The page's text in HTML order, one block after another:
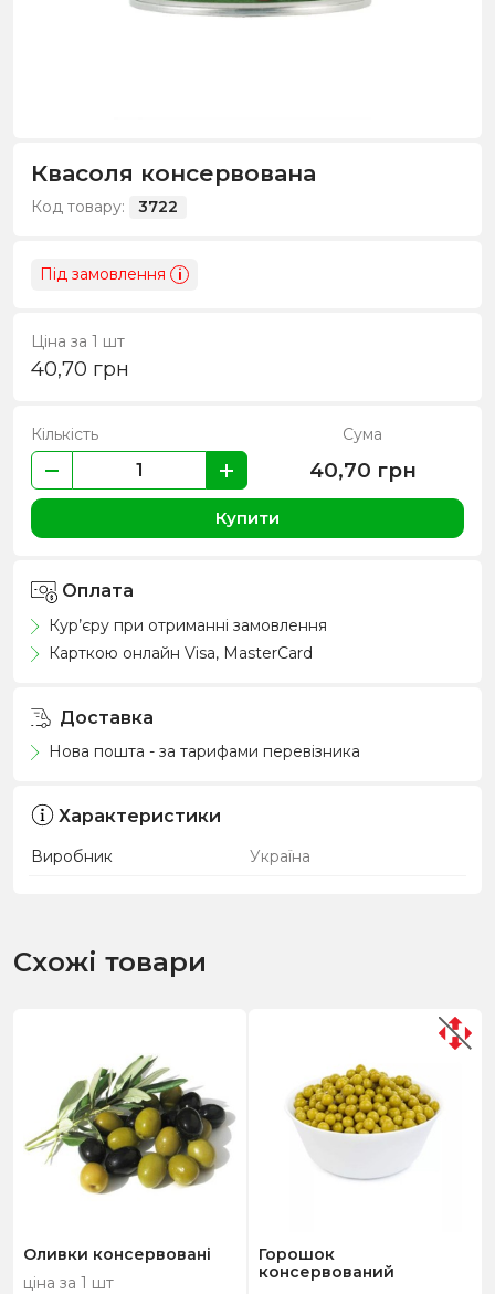
Квасоля консервована
Код товару: 3722
Під замовлення i
Ціна за 1 шт
40,70 грн
Кількість Сума
40,70 грн
Купити
Оплата
Кур’єру при отриманні замовлення
Карткою онлайн Visa, MasterCard
Доставка
Нова пошта - за тарифами перевізника
Характеристики
Виробник Україна
Схожі товари
Оливки консервовані
ціна за 1 шт
Горошок
консервований